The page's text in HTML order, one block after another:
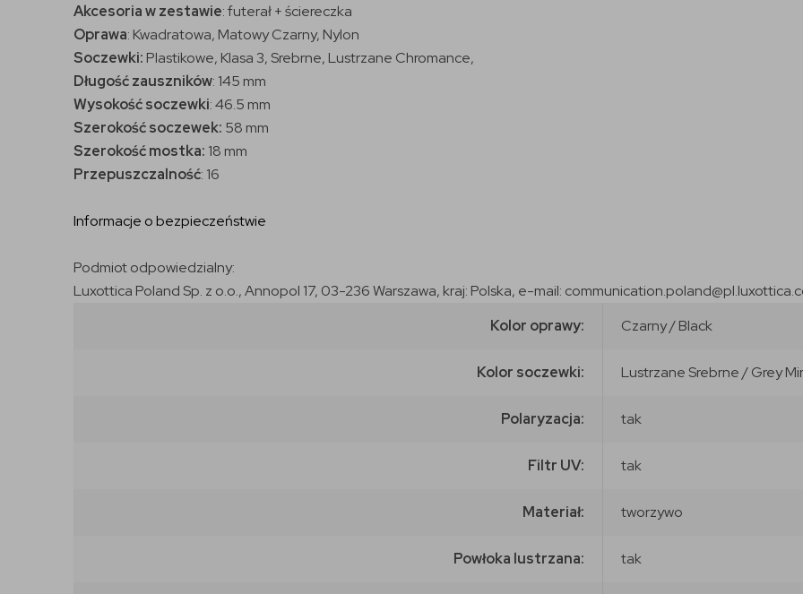
Akcesoria w zestawie: futerał + ściereczka
Oprawa: Kwadratowa, Matowy Czarny, Nylon
Soczewki: Plastikowe, Klasa 3, Srebrne, Lustrzane Chromance,
Długość zauszników: 145 mm
Wysokość soczewki: 46.5 mm
Szerokość soczewek: 58 mm
Szerokość mostka: 18 mm
Przepuszczalność: 16
Informacje o bezpieczeństwie
Podmiot odpowiedzialny:
Luxottica Poland Sp. z o.o., Annopol 17, 03-236 Warszawa, kraj: Polska, e-mail:
Kolor oprawy:
Czarny / Black
Kolor soczewki: Lustrzane Srebrne / Grey
Polaryzacja: tak
Filtr UV: tak
Materiał: tworzywo
Powłoka lustrzana: tak